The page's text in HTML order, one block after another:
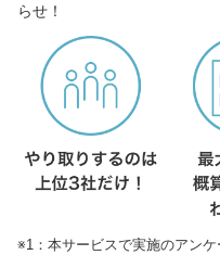
らせ！
※1：本サービスで実施のアン